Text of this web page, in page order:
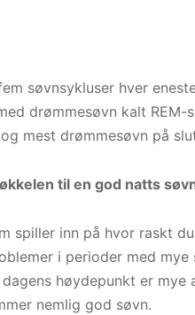
søvnsykluser hver
drømmesøvn kalt
mest drømmesøvn på
til en god natts
spiller inn på hvor raskt
i perioder med
høydepunkt er
nemlig god søvn.